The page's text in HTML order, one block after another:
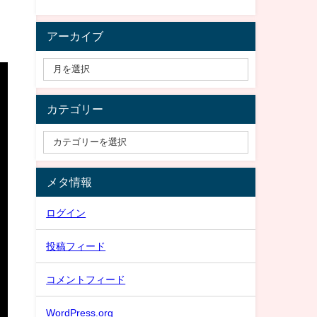
アーカイブ
カテゴリー
メタ情報
ログイン
投稿フィード
コメントフィード
WordPress.org